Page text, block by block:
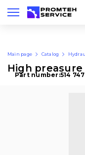
Eng
Main page Catalog
High preasure
Part number:514